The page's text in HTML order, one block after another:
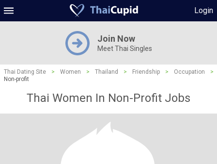
Login
Join Now
Meet Thai Singles
Thai Dating Site > Women > Thailand > Friendship > Occupation
>
Non-profit
Thai Women In Non-Profit Jobs